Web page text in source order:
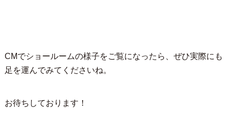
CMでショールームの様子をご覧になったら、ぜひ実際にも
足を運んでみてくださいね。
お待ちしております！